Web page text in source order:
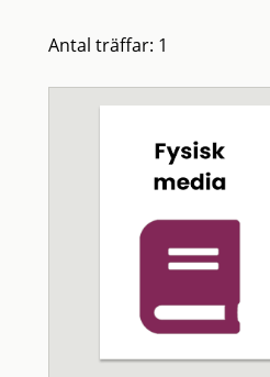
Antal träffar: 1